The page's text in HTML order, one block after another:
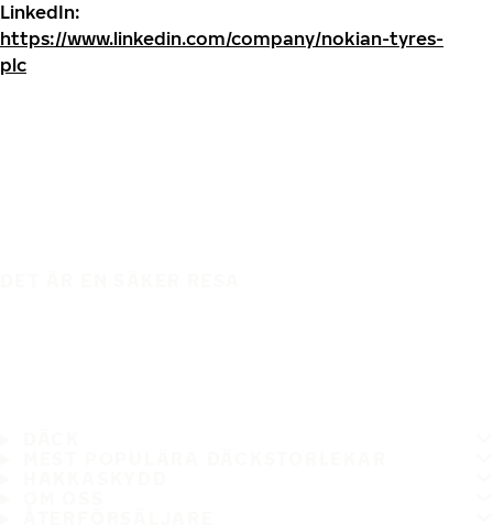
LinkedIn:
https://www.linkedin.com/company/nokian-tyres-
plc